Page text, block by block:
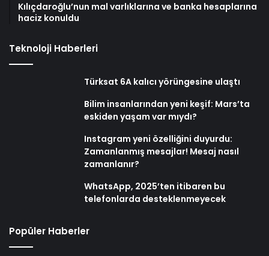
Kılıçdaroğlu’nun mal varlıklarına ve banka hesaplarına
haciz konuldu
Teknoloji Haberleri
Türksat 6A kalıcı yörüngesine ulaştı
Bilim insanlarından yeni keşif: Mars’ta
eskiden yaşam var mıydı?
Instagram yeni özelliğini duyurdu:
Zamanlanmış mesajlar! Mesaj nasıl
zamanlanır?
WhatsApp, 2025’ten itibaren bu
telefonlarda desteklenmeyecek
Popüler Haberler